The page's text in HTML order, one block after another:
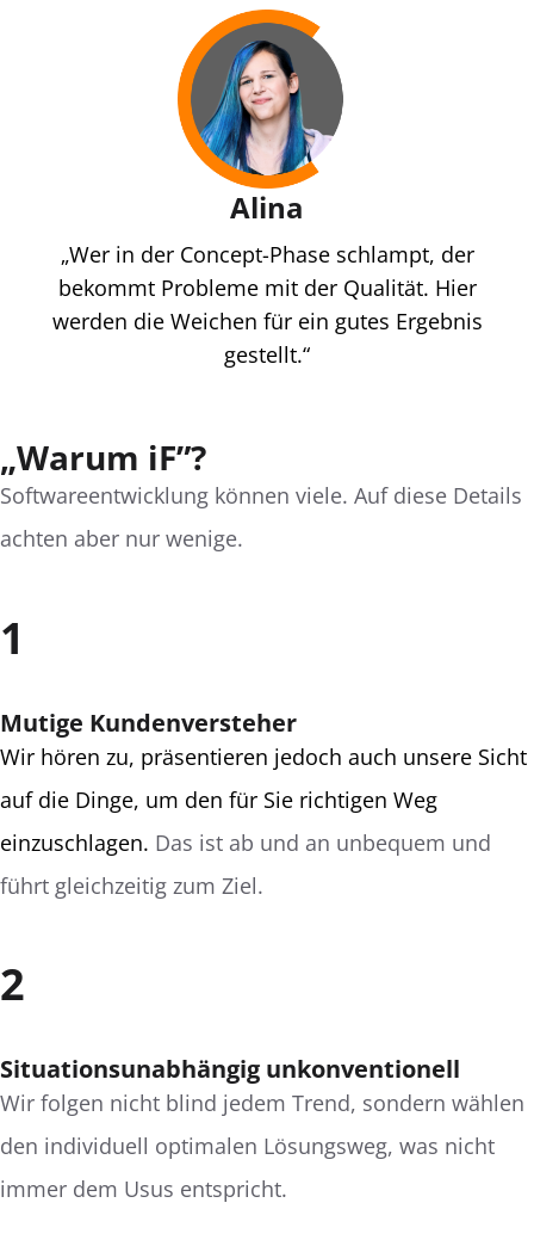
Alina
„Wer in der Concept-Phase schlampt, der
bekommt Probleme mit der Qualität. Hier
werden die Weichen für ein gutes Ergebnis
gestellt.“
„Warum iF”?
Softwareentwicklung können viele. Auf diese Details
achten aber nur wenige.
1
Mutige Kundenversteher
Wir hören zu, präsentieren jedoch auch unsere Sicht
auf die Dinge, um den für Sie richtigen Weg
einzuschlagen. Das ist ab und an unbequem und
führt gleichzeitig zum Ziel.
2
Situationsunabhängig unkonventionell
Wir folgen nicht blind jedem Trend, sondern wählen
den individuell optimalen Lösungsweg, was nicht
immer dem Usus entspricht.